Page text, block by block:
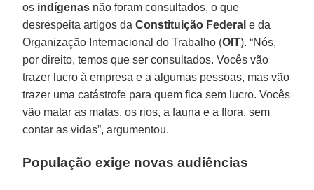
os indígenas não foram consultados, o que
desrespeita artigos daConstituição Federal e da
Organização Internacional do Trabalho (OIT). “Nós,
por direito, temos que ser consultados. Vocês vão
trazer lucro à empresa e a algumas pessoas, mas vão
trazer uma catástrofe para quem fica sem lucro. Vocês
vão matar as matas, os rios, a fauna e a flora, sem
contar as vidas”, argumentou.
População exige novas audiências